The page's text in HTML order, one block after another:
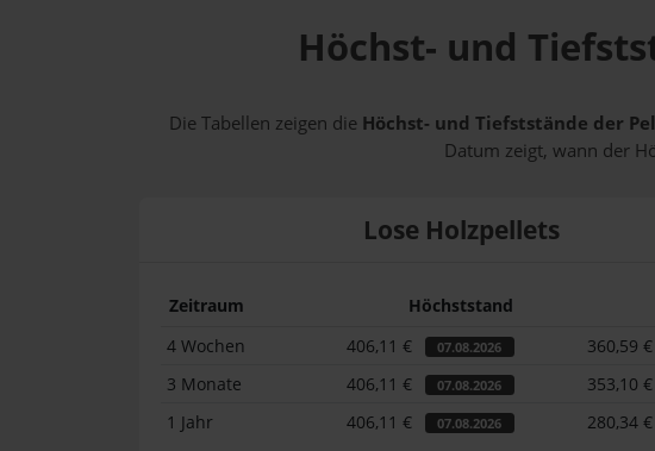
Höchst- und
Die Tabellen zeigen die Höchst- und Tiefststände der
Datum zeigt, wann der
Lose Holzpellets
Zeitraum Höchststand
4 Wochen
406,11 € 07.08.2026 360,59 €
3 Monate 406,11 € 07.08.2026 353,10 €
1 Jahr 406,11 € 07.08.2026 280,34 €